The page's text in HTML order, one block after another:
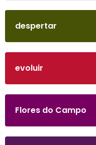
despertar
evoluir
Flores do Campo